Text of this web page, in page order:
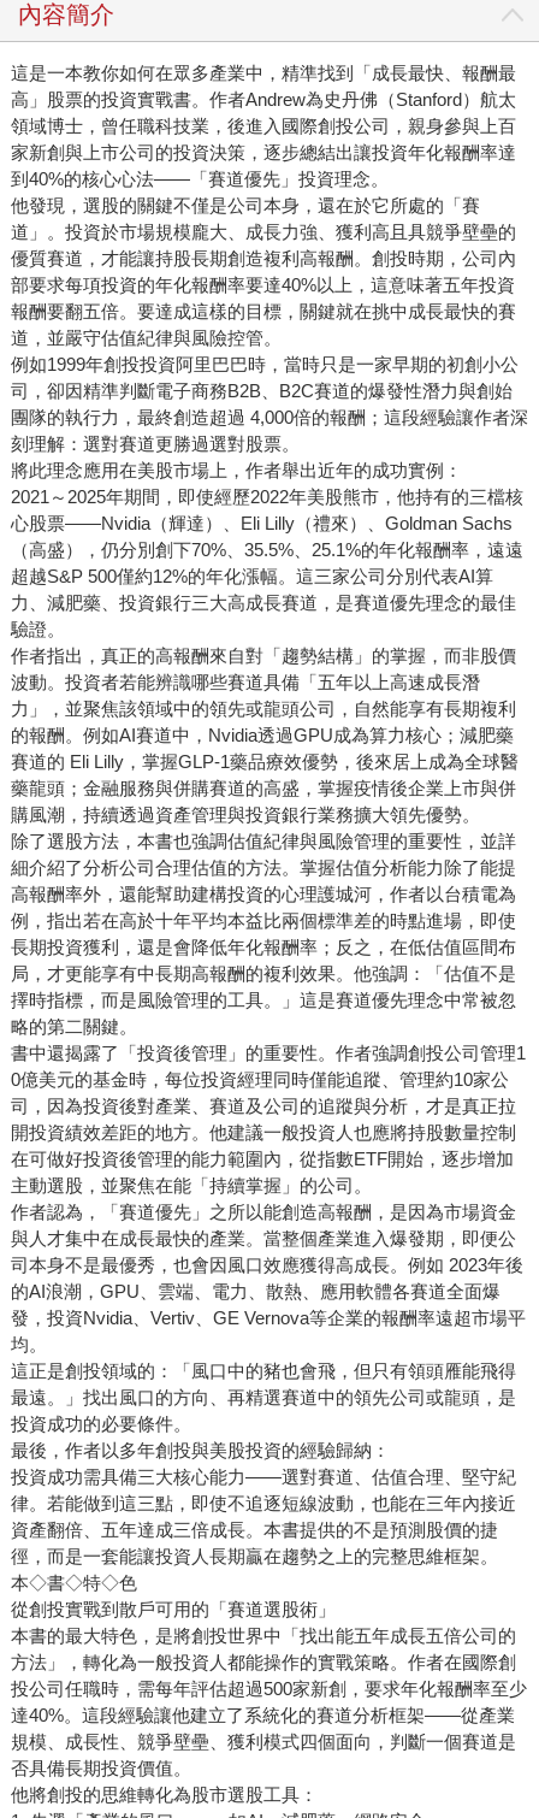
內容簡介
這是一本教你如何在眾多產業中，精準找到「成長最快、報酬最
高」股票的投資實戰書。作者Andrew為史丹佛（Stanford）航太
領域博士，曾任職科技業，後進入國際創投公司，親身參與上百
家新創與上市公司的投資決策，逐步總結出讓投資年化報酬率達
到40%的核心心法——「賽道優先」投資理念。
他發現，選股的關鍵不僅是公司本身，還在於它所處的「賽
道」。投資於市場規模龐大、成長力強、獲利高且具競爭壁壘的
優質賽道，才能讓持股長期創造複利高報酬。創投時期，公司內
部要求每項投資的年化報酬率要達40%以上，這意味著五年投資
報酬要翻五倍。要達成這樣的目標，關鍵就在挑中成長最快的賽
道，並嚴守估值紀律與風險控管。
例如1999年創投投資阿里巴巴時，當時只是一家早期的初創小公
司，卻因精準判斷電子商務B2B、B2C賽道的爆發性潛力與創始
團隊的執行力，最終創造超過 4,000倍的報酬；這段經驗讓作者深
刻理解：選對賽道更勝過選對股票。
將此理念應用在美股市場上，作者舉出近年的成功實例：
2021～2025年期間，即使經歷2022年美股熊市，他持有的三檔核
心股票——Nvidia（輝達）、Eli Lilly（禮來）、Goldman Sachs
（高盛），仍分別創下70%、35.5%、25.1%的年化報酬率，遠遠
超越S&P 500僅約12%的年化漲幅。這三家公司分別代表AI算
力、減肥藥、投資銀行三大高成長賽道，是賽道優先理念的最佳
驗證。
作者指出，真正的高報酬來自對「趨勢結構」的掌握，而非股價
波動。投資者若能辨識哪些賽道具備「五年以上高速成長潛
力」，並聚焦該領域中的領先或龍頭公司，自然能享有長期複利
的報酬。例如AI賽道中，Nvidia透過GPU成為算力核心；減肥藥
賽道的 Eli Lilly，掌握GLP-1藥品療效優勢，後來居上成為全球醫
藥龍頭；金融服務與併購賽道的高盛，掌握疫情後企業上市與併
購風潮，持續透過資產管理與投資銀行業務擴大領先優勢。
除了選股方法，本書也強調估值紀律與風險管理的重要性，並詳
細介紹了分析公司合理估值的方法。掌握估值分析能力除了能提
高報酬率外，還能幫助建構投資的心理護城河，作者以台積電為
例，指出若在高於十年平均本益比兩個標準差的時點進場，即使
長期投資獲利，還是會降低年化報酬率；反之，在低估值區間布
局，才更能享有中長期高報酬的複利效果。他強調：「估值不是
擇時指標，而是風險管理的工具。」這是賽道優先理念中常被忽
略的第二關鍵。
書中還揭露了「投資後管理」的重要性。作者強調創投公司管理1
0億美元的基金時，每位投資經理同時僅能追蹤、管理約10家公
司，因為投資後對產業、賽道及公司的追蹤與分析，才是真正拉
開投資績效差距的地方。他建議一般投資人也應將持股數量控制
在可做好投資後管理的能力範圍內，從指數ETF開始，逐步增加
主動選股，並聚焦在能「持續掌握」的公司。
作者認為，「賽道優先」之所以能創造高報酬，是因為市場資金
與人才集中在成長最快的產業。當整個產業進入爆發期，即便公
司本身不是最優秀，也會因風口效應獲得高成長。例如 2023年後
的AI浪潮，GPU、雲端、電力、散熱、應用軟體各賽道全面爆
發，投資Nvidia、Vertiv、GE Vernova等企業的報酬率遠超市場平
均。
這正是創投領域的：「風口中的豬也會飛，但只有領頭雁能飛得
最遠。」找出風口的方向、再精選賽道中的領先公司或龍頭，是
投資成功的必要條件。
最後，作者以多年創投與美股投資的經驗歸納：
投資成功需具備三大核心能力——選對賽道、估值合理、堅守紀
律。若能做到這三點，即使不追逐短線波動，也能在三年內接近
資產翻倍、五年達成三倍成長。本書提供的不是預測股價的捷
徑，而是一套能讓投資人長期贏在趨勢之上的完整思維框架。
本◇書◇特◇色
從創投實戰到散戶可用的「賽道選股術」
本書的最大特色，是將創投世界中「找出能五年成長五倍公司的
方法」，轉化為一般投資人都能操作的實戰策略。作者在國際創
投公司任職時，需每年評估超過500家新創，要求年化報酬率至少
達40%。這段經驗讓他建立了系統化的賽道分析框架——從產業
規模、成長性、競爭壁壘、獲利模式四個面向，判斷一個賽道是
否具備長期投資價值。
他將創投的思維轉化為股市選股工具：